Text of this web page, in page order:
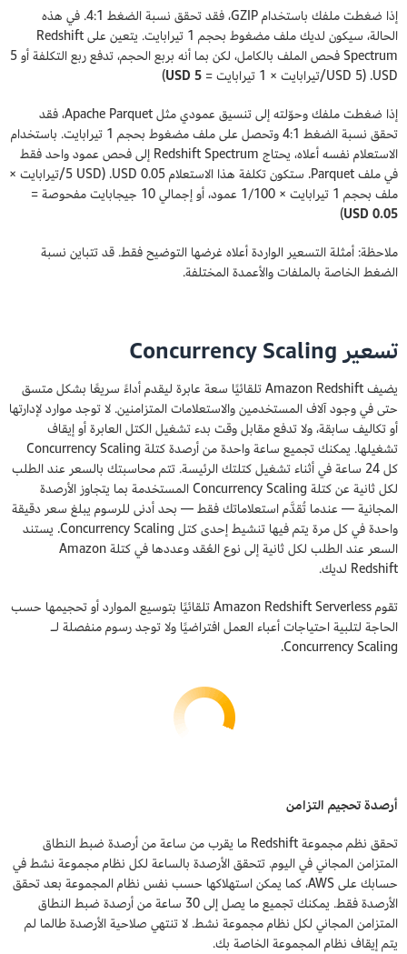
إذا ضغطت ملفك باستخدام GZIP، فقد تحقق نسبة الضغط 4:1. في هذه
الحالة، سيكون لديك ملف مضغوط بحجم 1 تيرابايت. يتعين على Redshift
Spectrum فحص الملف بالكامل، لكن بما أنه بربع الحجم، تدفع ربع التكلفة أو 5
USD. (USD 5/تيرابايت × 1 تيرابايت =
USD 5
)
إذا ضغطت ملفك وحوّلته إلى تنسيق عمودي مثل Apache Parquet، فقد
تحقق نسبة الضغط 4:1 وتحصل على ملف مضغوط بحجم 1 تيرابايت. باستخدام
الاستعلام نفسه أعلاه، يحتاج Redshift Spectrum إلى فحص عمود واحد فقط
في ملف Parquet. ستكون تكلفة هذا الاستعلام 0.05 USD. (5 USD/تيرابايت ×
ملف بحجم 1 تيرابايت × 1/100 عمود، أو إجمالي 10 جيجابايت مفحوصة =
0.05 USD
)
ملاحظة: أمثلة التسعير الواردة أعلاه غرضها التوضيح فقط. قد تتباين نسبة
الضغط الخاصة بالملفات والأعمدة المختلفة.
تسعير Concurrency Scaling
يضيف Amazon Redshift تلقائيًا سعة عابرة ليقدم أداءً سريعًا بشكل متسق
حتى في وجود آلاف المستخدمين والاستعلامات المتزامنين. لا توجد موارد لإدارتها
أو تكاليف سابقة، ولا تدفع مقابل وقت بدء تشغيل الكتل العابرة أو إيقاف
تشغيلها. يمكنك تجميع ساعة واحدة من أرصدة كتلة Concurrency Scaling
كل 24 ساعة في أثناء تشغيل كتلتك الرئيسة. تتم محاسبتك بالسعر عند الطلب
لكل ثانية عن كتلة Concurrency Scaling المستخدمة بما يتجاوز الأرصدة
المجانية — عندما تُقدَّم استعلاماتك فقط — بحد أدنى للرسوم يبلغ سعر دقيقة
واحدة في كل مرة يتم فيها تنشيط إحدى كتل Concurrency Scaling. يستند
السعر عند الطلب لكل ثانية إلى نوع العُقد وعددها في كتلة Amazon
Redshift لديك.
تقوم Amazon Redshift Serverless تلقائيًا بتوسيع الموارد أو تحجيمها حسب
الحاجة لتلبية احتياجات أعباء العمل افتراضيًا ولا توجد رسوم منفصلة لـ
Concurrency Scaling.
أرصدة تحجيم التزامن
تحقق نظم مجموعة Redshift ما يقرب من ساعة من أرصدة ضبط النطاق
المتزامن المجاني في اليوم. تتحقق الأرصدة بالساعة لكل نظام مجموعة نشط في
حسابك على AWS، كما يمكن استهلاكها حسب نفس نظام المجموعة بعد تحقق
الأرصدة فقط. يمكنك تجميع ما يصل إلى 30 ساعة من أرصدة ضبط النطاق
المتزامن المجاني لكل نظام مجموعة نشط. لا تنتهي صلاحية الأرصدة طالما لم
يتم إيقاف نظام المجموعة الخاصة بك.